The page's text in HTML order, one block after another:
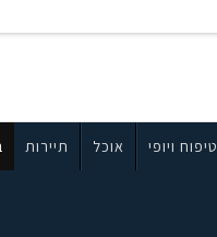
טיפוח ויופי אוכל תיירות